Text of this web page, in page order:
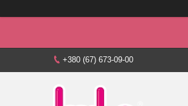
+380 (67) 673-09-00